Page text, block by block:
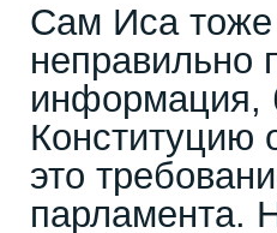
Сам Иса тоже
информация,
Конституцию
это
парламента.